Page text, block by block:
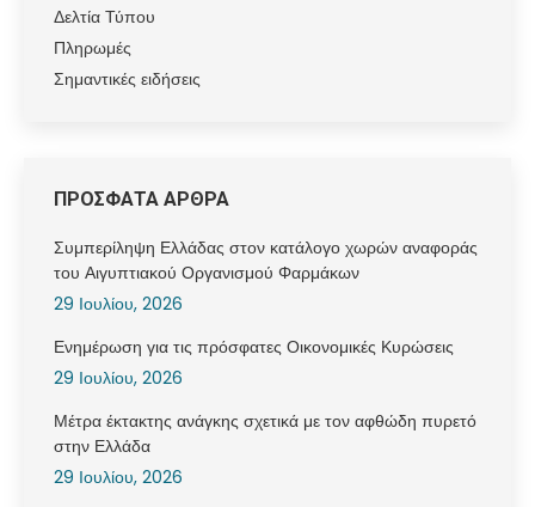
Δελτία Τύπου
Πληρωμές
Σημαντικές ειδήσεις
ΠΡΟΣΦΑΤΑ ΑΡΘΡΑ
Συμπερίληψη Ελλάδας στον κατάλογο χωρών αναφοράς
του Αιγυπτιακού Οργανισμού Φαρμάκων
29 Ιουλίου, 2026
Ενημέρωση για τις πρόσφατες Οικονομικές Κυρώσεις
29 Ιουλίου, 2026
Μέτρα έκτακτης ανάγκης σχετικά με τον αφθώδη πυρετό
στην Ελλάδα
29 Ιουλίου, 2026